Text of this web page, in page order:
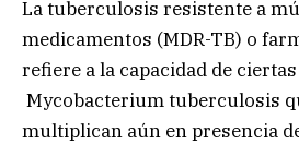
La tuberculosis resistente a
medicamentos (MDR-TB) o
refiere a la capacidad de
Mycobacterium tuberculosis
multiplican aún en presencia